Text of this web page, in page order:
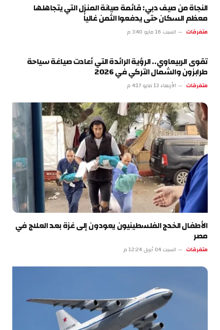
النجاة من صيف دبي: قائمة صيانة المنزل التي يتجاهلها
معظم السكان حتى يدفعوا الثمن غالياً
متفرقات السبت 16 مايو 3:40 م
تقوى الربيعاوي.. الرؤية الرائدة التي أعادت صياغة سياحة
طرابزون والشمال التركي في 2026
متفرقات الأربعاء 13 مايو 4:17 م
الأطفال الخدج الفلسطينيون يعودون إلى غزة بعد العلاج في
مصر
متفرقات السبت 04 أبريل 12:24 م